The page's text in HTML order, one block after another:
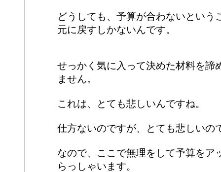
どうしても、予算が合わないという
元に戻すしかないんです。
せっかく気に入って決めた材料を諦
ません。
これは、とても悲しいんですね。
仕方ないのですが、とても悲しいの
なので、ここで無理をして予算をア
らっしゃいます。